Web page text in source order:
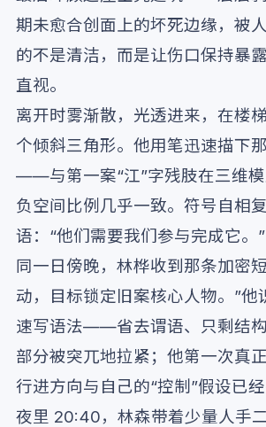
期未愈合创面上的坏死边缘，被
的不是清洁，而是让伤口保持暴
直视。
离开时雾渐散，光透进来，在楼
个倾斜三角形。他用笔迅速描下
——与第一案“江”字残肢在三维
负空间比例几乎一致。符号自相
语：“他们需要我们参与完成它。”
同一日傍晚，林桦收到那条加密
动，目标锁定旧案核心人物。”他
速写语法——省去谓语、只剩结
部分被突兀地拉紧；他第一次真
行进方向与自己的“控制”假设已经
夜里 20:40，林森带着少量人手